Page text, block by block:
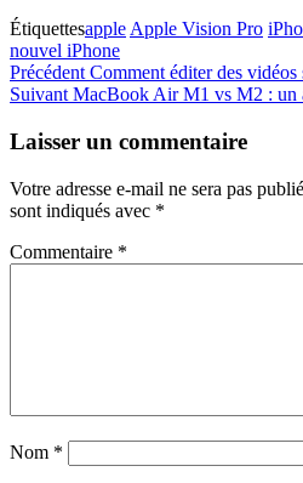
Étiquettesapple Apple Vision Pro
nouvel iPhone
Navigation
de
l’article
Article
précédent
Précédent Comment éditer des
Article
Suivant MacBook Air M1 vs M2 : un
Laisser un commentaire
Votre adresse e-mail ne sera pas
sont indiqués avec *
Commentaire *
Nom *